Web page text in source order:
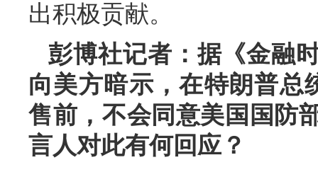
出积极贡献。
彭博社记者：据《金融
向美方暗示，在特朗普总
售前，不会同意美国国防
言人对此有何回应？